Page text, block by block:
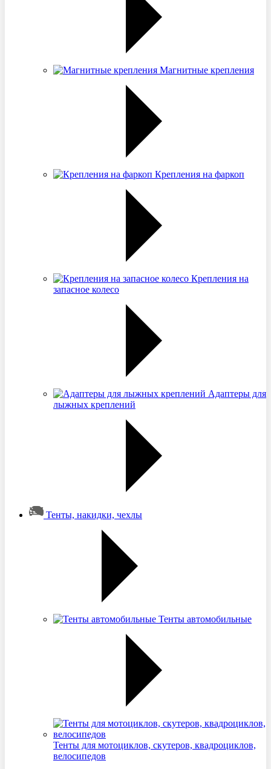
Магнитные крепления
Крепления на фаркоп
Крепления на
запасное колесо
Адаптеры для
лыжных креплений
Тенты, накидки, чехлы
Тенты автомобильные
Тенты для мотоциклов, скутеров, квадроциклов,
велосипедов